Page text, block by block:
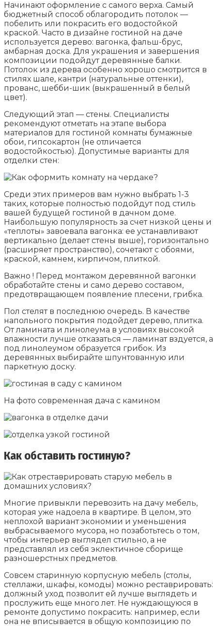
Начинают оформление с самого верха. Самый
бюджетный способ облагородить потолок —
побелить или покрасить его водостойкой
краской. Часто в дизайне гостиной на даче
используется дерево: вагонка, фальш-брус,
амбарная доска. Для украшения и завершения
композиции подойдут деревянные балки.
Потолок из дерева особенно хорошо смотрится в
стилях шале, кантри (натуральные оттенки),
прованс, шебби-шик (выкрашенный в белый
цвет).
Следующий этап — стены. Специалисты
рекомендуют отметать на этапе выбора
материалов для гостиной комнаты бумажные
обои, гипсокартон (не отличается
водостойкостью). Допустимые варианты для
отделки стен:
Среди этих примеров вам нужно выбрать 1-3
таких, которые полностью подойдут под стиль
вашей будущей гостиной в дачном доме.
Наибольшую популярность за счет низкой цены и
«теплоты» завоевала вагонка: ее устанавливают
вертикально (делает стены выше), горизонтально
(расширяет пространство), сочетают с обоями,
краской, камнем, кирпичом, плиткой.
Важно ! Перед монтажом деревянной вагонки
обработайте стены и само дерево составом,
предотвращающем появление плесени, грибка.
Пол стелят в последнюю очередь. В качестве
напольного покрытия подойдет дерево, плитка.
От ламината и линолеума в условиях высокой
влажности лучше отказаться — ламинат вздуется, а
под линолеумом образуется грибок. Из
деревянных выбирайте шпунтованную или
паркетную доску.
На фото современная дача с камином
Как обставить гостиную?
Многие привыкли перевозить на дачу мебель,
которая уже надоела в квартире. В целом, это
неплохой вариант экономии и уменьшения
выбрасываемого мусора, но позаботьтесь о том,
чтобы интерьер выглядел стильно, а не
представлял из себя эклектичное сборище
разношерстных предметов.
Совсем старинную корпусную мебель (столы,
стеллажи, шкафы, комоды) можно реставрировать:
должный уход позволит ей лучше выглядеть и
прослужить еще много лет. Не нуждающуюся в
ремонте допустимо покрасить: например, если
она не вписывается в общую композицию по